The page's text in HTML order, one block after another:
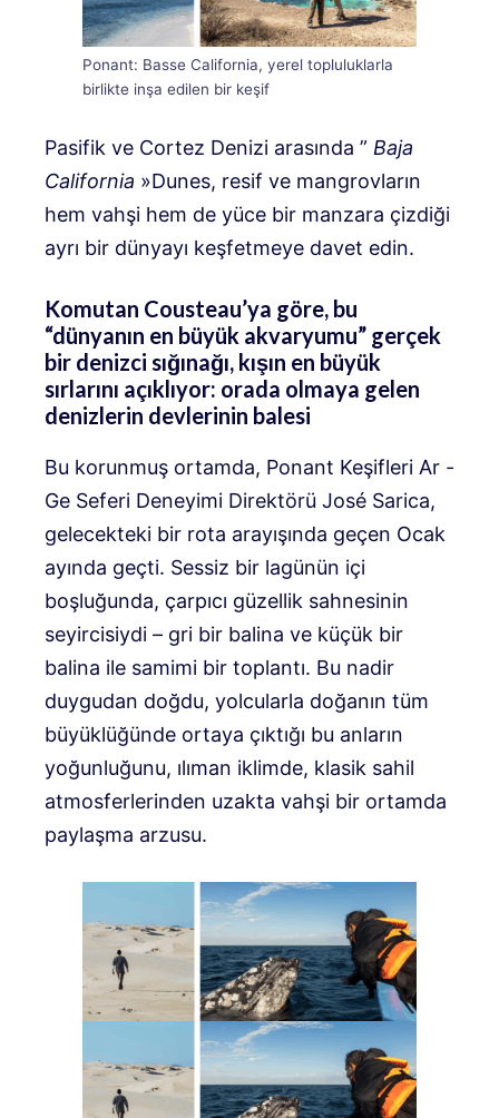
Ponant: Basse California, yerel topluluklarla
birlikte inşa edilen bir keşif
Pasifik ve Cortez Denizi arasında ” Baja
California »Dunes, resif ve mangrovların
hem vahşi hem de yüce bir manzara çizdiği
ayrı bir dünyayı keşfetmeye davet edin.
Komutan Cousteau’ya göre, bu
“dünyanın en büyük akvaryumu” gerçek
bir denizci sığınağı, kışın en büyük
sırlarını açıklıyor: orada olmaya gelen
denizlerin devlerinin balesi
Bu korunmuş ortamda, Ponant Keşifleri Ar -
Ge Seferi Deneyimi Direktörü José Sarica,
gelecekteki bir rota arayışında geçen Ocak
ayında geçti. Sessiz bir lagünün içi
boşluğunda, çarpıcı güzellik sahnesinin
seyircisiydi – gri bir balina ve küçük bir
balina ile samimi bir toplantı. Bu nadir
duygudan doğdu, yolcularla doğanın tüm
büyüklüğünde ortaya çıktığı bu anların
yoğunluğunu, ılıman iklimde, klasik sahil
atmosferlerinden uzakta vahşi bir ortamda
paylaşma arzusu.